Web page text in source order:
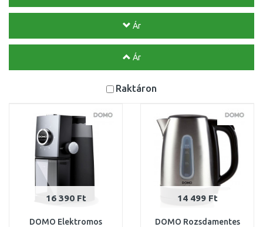
Ár
Ár
Raktáron
16 390 Ft
DOMO Elektromos
14 499 Ft
DOMO Rozsdamentes